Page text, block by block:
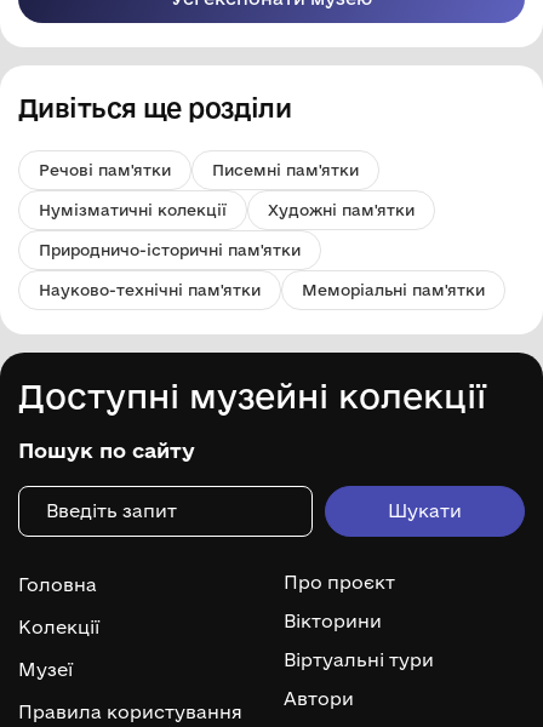
"Красноармійськвугілля"
шахтоуправління № 12
Дивіться ще розділи
Речові пам'ятки Писемні пам'ятки
Нумізматичні колекції Художні пам'ятки
Природничо-історичні пам'ятки
Науково-технічні пам'ятки Меморіальні пам'ятки
Доступні музейні колекції
Пошук по сайту
Головна
Колекції
Музеї
Правила користування
Про проєкт
Вікторини
Віртуальні тури
Автори